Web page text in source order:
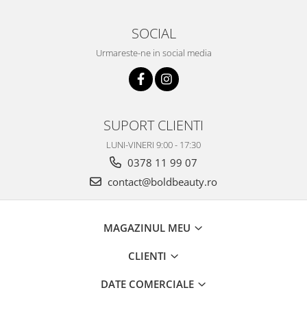
SOCIAL
Urmareste-ne in social media
SUPORT CLIENTI
LUNI-VINERI 9:00 - 17:30
0378 11 99 07
contact@boldbeauty.ro
MAGAZINUL MEU
CLIENTI
DATE COMERCIALE